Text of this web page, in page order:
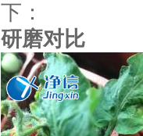
下：
研磨对比